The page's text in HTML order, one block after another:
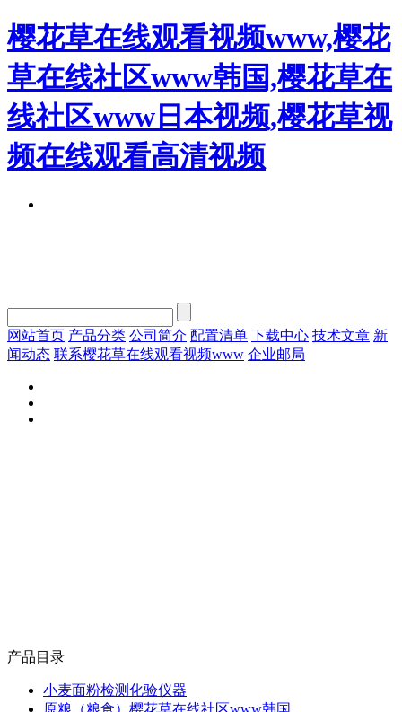
樱花草在线观看视频www,樱花
草在线社区www韩国,樱花草在
线社区www日本视频,樱花草视
频在线观看高清视频
网站首页 产品分类 公司简介 配置清单 下载中心 技术文章 新
闻动态 联系樱花草在线观看视频www 企业邮局
产品目录
小麦面粉检测化验仪器
原粮（粮食）樱花草在线社区www韩国